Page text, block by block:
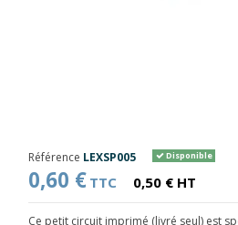
Référence LEXSP005 Disponible
0,60 € TTC 0,50 € HT
Ce petit circuit imprimé (livré seul) est